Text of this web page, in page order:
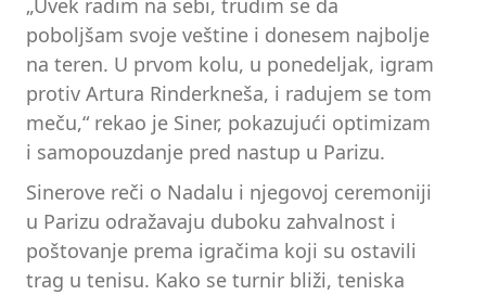
poboljšam svoje veštine i donesem najbolje
na teren. U prvom kolu, u ponedeljak, igram
protiv Artura Rinderkneša, i radujem se tom
meču,“ rekao je Siner, pokazujući optimizam
i samopouzdanje pred nastup u Parizu.
Sinerove reči o Nadalu i njegovoj ceremoniji
u Parizu odražavaju duboku zahvalnost i
poštovanje prema igračima koji su ostavili
trag u tenisu. Kako se turnir bliži, teniska